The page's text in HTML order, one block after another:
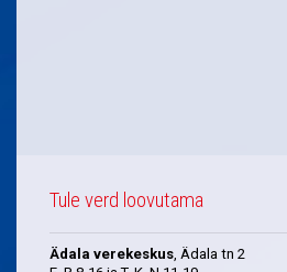
Tule verd loovutama
Ädala verekeskus, Ädala tn 2